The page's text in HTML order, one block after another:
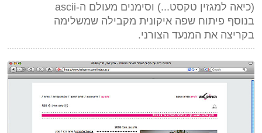
(כיאה למגזין טקסט...) וסימנים מעולם ה-ascii
בנוסף פיתוח שפה איקונית מקבילה שמשלימה
בקריצה את המנעד הצורני.